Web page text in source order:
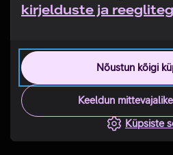
kirjelduste ja
Nõustun kõigi
Keeldun
Küpsiste